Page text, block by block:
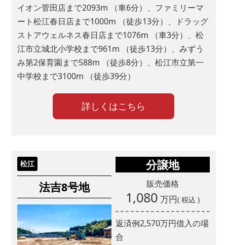
イオン菅田店まで2093m （車6分）、ファミリーマ
ート松江春日店まで1000m （徒歩13分）、ドラッグ
ストアウェルネス春日店まで1076m （車3分）、松
江市立城北小学校まで961m （徒歩13分）、みずう
み第2保育園まで588m （徒歩8分）、松江市立第一
中学校まで3100m （徒歩39分）
詳しくはこちら
松江
法吉8号地
分譲地
販売価格
1,080万円( 税込 )
返済例2,570万円借入の場
合